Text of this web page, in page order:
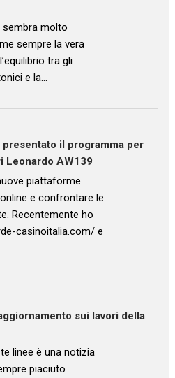
sembra molto
sempre la vera
tra gli
e la…
presentato il programma per
Leonardo AW139
piattaforme
e confrontare le
Recentemente ho
casinoitalia.com/ e
sui lavori della
linee è una notizia
piaciuto